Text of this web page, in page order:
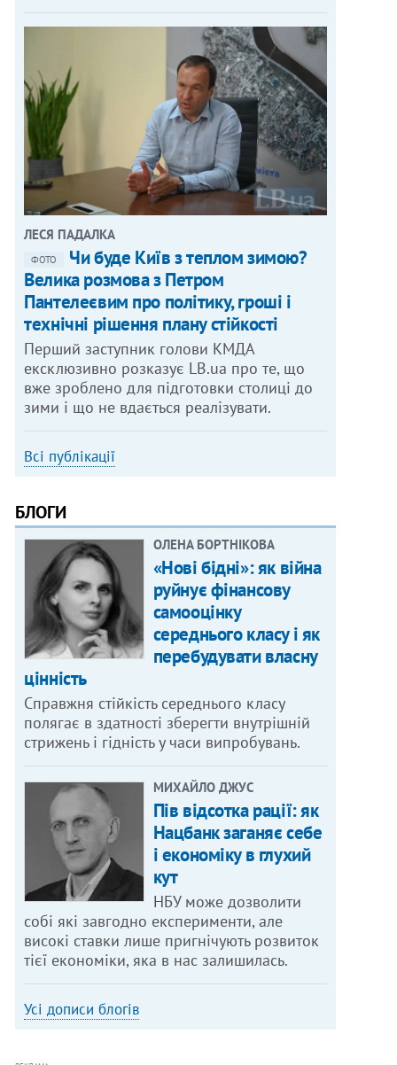
ЛЕСЯ ПАДАЛКА
ФОТО
Чи буде Київ з теплом зимою?
Велика розмова з Петром
Пантелеєвим про політику, гроші і
технічні рішення плану стійкості
Перший заступник голови КМДА
ексклюзивно розказує LB.ua про те, що
вже зроблено для підготовки столиці до
зими і що не вдається реалізувати.
Всі публікації
БЛОГИ
ОЛЕНА БОРТНІКОВА
«Нові бідні»: як війна
руйнує фінансову
самооцінку
середнього класу і як
перебудувати власну
цінність
Справжня стійкість середнього класу
полягає в здатності зберегти внутрішній
стрижень і гідність у часи випробувань.
МИХАЙЛО ДЖУС
Пів відсотка рації: як
Нацбанк заганяє себе
і економіку в глухий
кут
НБУ може дозволити
собі які завгодно експерименти, але
високі ставки лише пригнічують розвиток
тієї економіки, яка в нас залишилась.
Усі дописи блогів